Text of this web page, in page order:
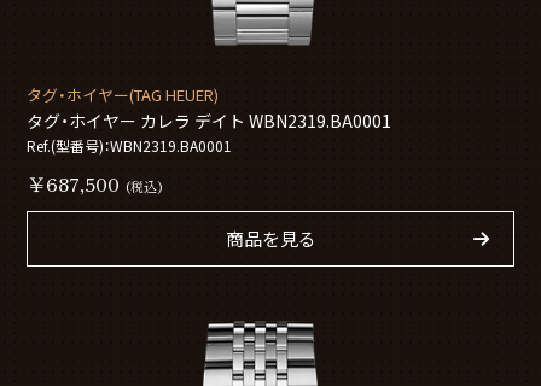
タグ・ホイヤー(TAG HEUER)
タグ・ホイヤー カレラ デイト WBN2319.BA0001
Ref.(型番号)：WBN2319.BA0001
￥687,500 (税込)
商品を見る